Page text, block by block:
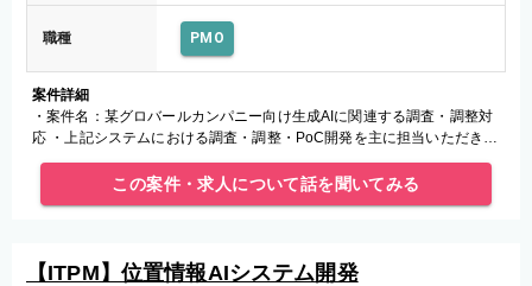
職種 PMO
案件詳細
・案件名：某グロバールカンパニー向け生成AIに関連する調査・調整対
応 ・上記システムにおける調査・調整・PoC開発を主に担当いただきま
す。 ・工程：調査・調整・プロトタイプ作成
この案件・求人について話を聞いてみる
【ITPM】位置情報AIシステム開発